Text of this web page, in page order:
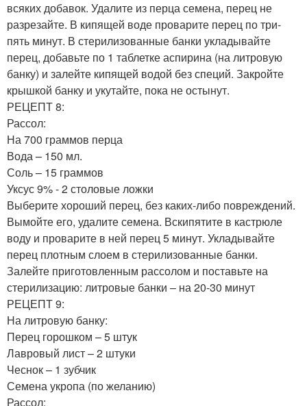
всяких добавок. Удалите из перца семена, перец не
разрезайте. В кипящей воде проварите перец по три-
пять минут. В стерилизованные банки укладывайте
перец, добавьте по 1 таблетке аспирина (на литровую
банку) и залейте кипящей водой без специй. Закройте
крышкой банку и укутайте, пока не остынут.
РЕЦЕПТ 8:
Рассол:
На 700 граммов перца
Вода – 150 мл.
Соль – 15 граммов
Уксус 9% - 2 столовые ложки
Выберите хороший перец, без каких-либо повреждений.
Вымойте его, удалите семена. Вскипятите в кастрюле
воду и проварите в ней перец 5 минут. Укладывайте
перец плотным слоем в стерилизованные банки.
Залейте приготовленным рассолом и поставьте на
стерилизацию: литровые банки – на 20-30 минут
РЕЦЕПТ 9:
На литровую банку:
Перец горошком – 5 штук
Лавровый лист – 2 штуки
Чеснок – 1 зубчик
Семена укропа (по желанию)
Рассол: